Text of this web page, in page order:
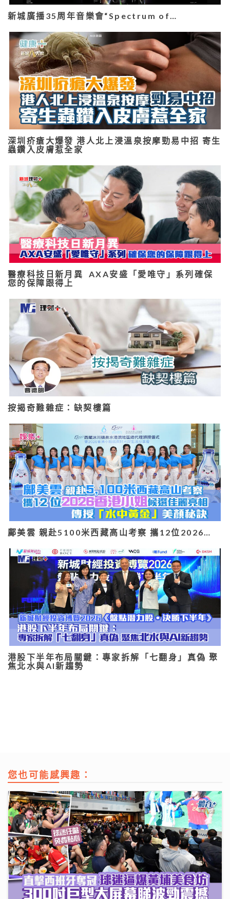
新城廣播35周年音樂會“Spectrum of…
深圳疥瘡大爆發 港人北上浸溫泉按摩勁易中招 寄生
蟲鑽入皮膚惹全家
醫療科技日新月異 AXA安盛「愛唯守」系列確保
您的保障跟得上
按揭奇難雜症：缺契樓篇
鄺美雲 親赴5100米西藏高山考察 攜12位2026…
港股下半年布局關鍵：專家拆解「七翻身」真偽 聚
焦北水與AI新趨勢
您也可能感興趣：